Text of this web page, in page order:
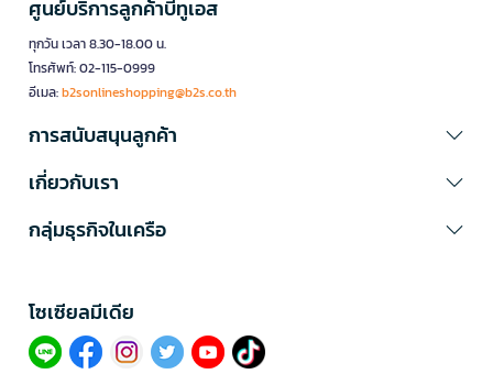
ศูนย์บริการลูกค้าบีทูเอส
ทุกวัน เวลา 8.30-18.00 น.
โทรศัพท์: 02-115-0999
อีเมล:b2sonlineshopping@b2s.co.th
การสนับสนุนลูกค้า
เกี่ยวกับเรา
กลุ่มธุรกิจในเครือ
โซเซียลมีเดีย​